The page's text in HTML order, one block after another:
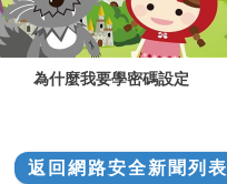
為什麼我要學密碼設定
返回網路安全新聞列表